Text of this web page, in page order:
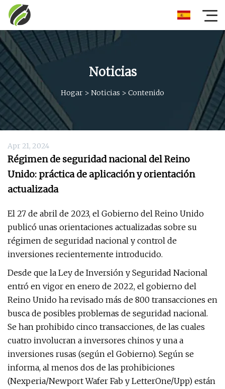
Noticias
Hogar > Noticias > Contenido
Apr 21, 2024
Régimen de seguridad nacional del Reino
Unido: práctica de aplicación y orientación
actualizada
El 27 de abril de 2023, el Gobierno del Reino Unido
publicó unas orientaciones actualizadas sobre su
régimen de seguridad nacional y control de
inversiones recientemente introducido.
Desde que la Ley de Inversión y Seguridad Nacional
entró en vigor en enero de 2022, el gobierno del
Reino Unido ha revisado más de 800 transacciones en
busca de posibles problemas de seguridad nacional.
Se han prohibido cinco transacciones, de las cuales
cuatro involucran a inversores chinos y una a
inversiones rusas (según el Gobierno). Según se
informa, al menos dos de las prohibiciones
(Nexperia/Newport Wafer Fab y LetterOne/Upp) están